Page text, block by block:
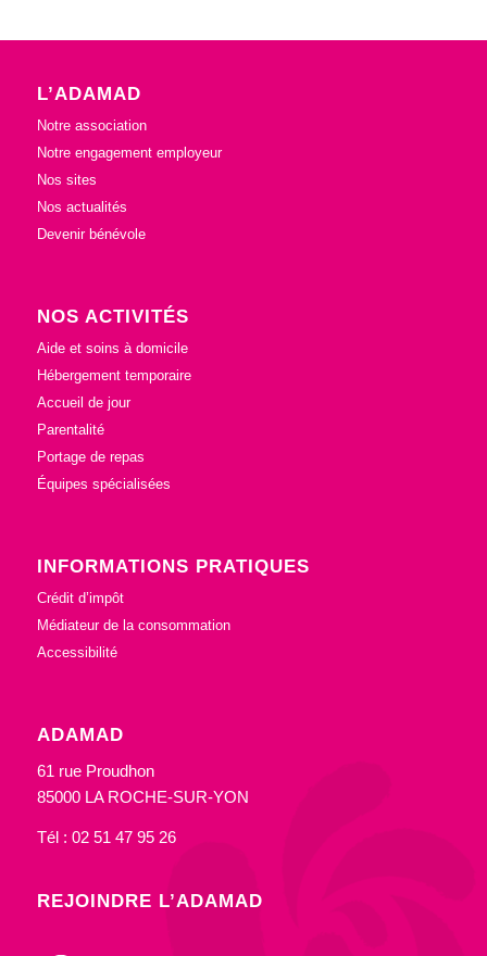
L’ADAMAD
Notre association
Notre engagement employeur
Nos sites
Nos actualités
Devenir bénévole
NOS ACTIVITÉS
Aide et soins à domicile
Hébergement temporaire
Accueil de jour
Parentalité
Portage de repas
Équipes spécialisées
INFORMATIONS PRATIQUES
Crédit d’impôt
Médiateur de la consommation
Accessibilité
ADAMAD
61 rue Proudhon
85000 LA ROCHE-SUR-YON
Tél : 02 51 47 95 26
REJOINDRE L’ADAMAD